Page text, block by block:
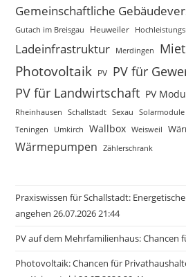
Gemeinschaftliche
Gutach im Breisgau
Heuweiler
Ladeinfrastruktur Merdingen
Photovoltaik PV PV für
PV für Landwirtschaft PV
Rheinhausen
Schallstadt Sexau Solarmodule
Teningen
Umkirch Wallbox Weisweil
Wärmepumpen Zählerschrank
Praxiswissen für Schallstadt:
angehen 26.07.2026 21:44
PV auf dem Mehrfamilienhaus: Chancen
Photovoltaik: Chancen für